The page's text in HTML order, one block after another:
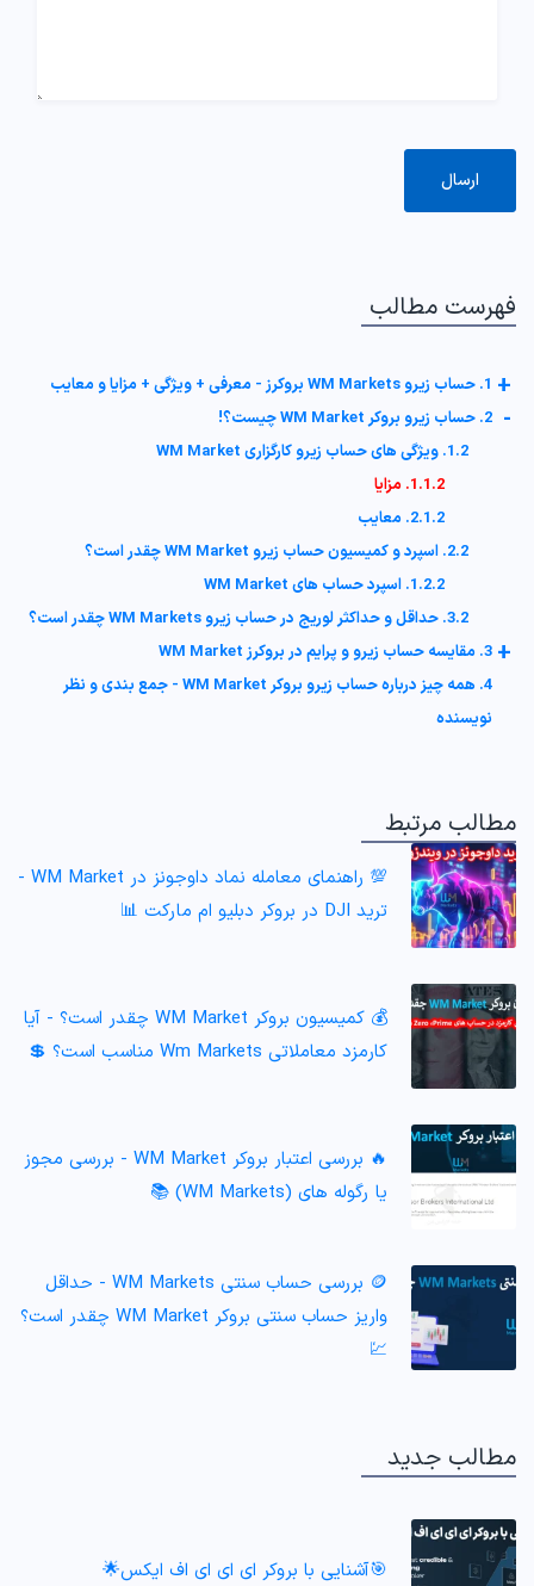
فهرست مطالب
1. حساب زیرو WM Markets بروکرز - معرفی + ویژگی + مزایا و معایب +
2. حساب زیرو بروکر WM Market چیست؟! -
1.2. ویژگی های حساب زیرو کارگزاری WM Market
1.1.2. مزایا
2.1.2. معایب
2.2. اسپرد و کمیسیون حساب زیرو WM Market چقدر است؟
1.2.2. اسپرد حساب های WM Market
3.2. حداقل و حداکثر لوریج در حساب زیرو WM Markets چقدر است؟
3. مقایسه حساب زیرو و پرایم در بروکرز WM Market +
4. همه چیز درباره حساب زیرو بروکر WM Market - جمع بندی و نظر
نویسنده
مطالب مرتبط
💯 راهنمای معامله نماد داوجونز در WM Market -
ترید DJI در بروکر دبلیو ام مارکت 📊
💰 کمیسیون بروکر WM Market چقدر است؟ - آیا
کارمزد معاملاتی Wm Markets مناسب است؟ 💲
🔥 بررسی اعتبار بروکر WM Market - بررسی مجوز
یا رگوله های (WM Markets) 📚
🪙 بررسی حساب سنتی WM Markets - حداقل
واریز حساب سنتی بروکر WM Market چقدر است؟
💹
مطالب جدید
🎯آشنایی با بروکر ای ای ای اف ایکس🌟